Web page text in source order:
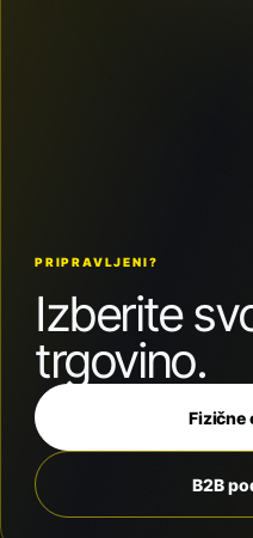
PRIPRAVLJENI?
Izberite
trgovino.
Fizične
B2B